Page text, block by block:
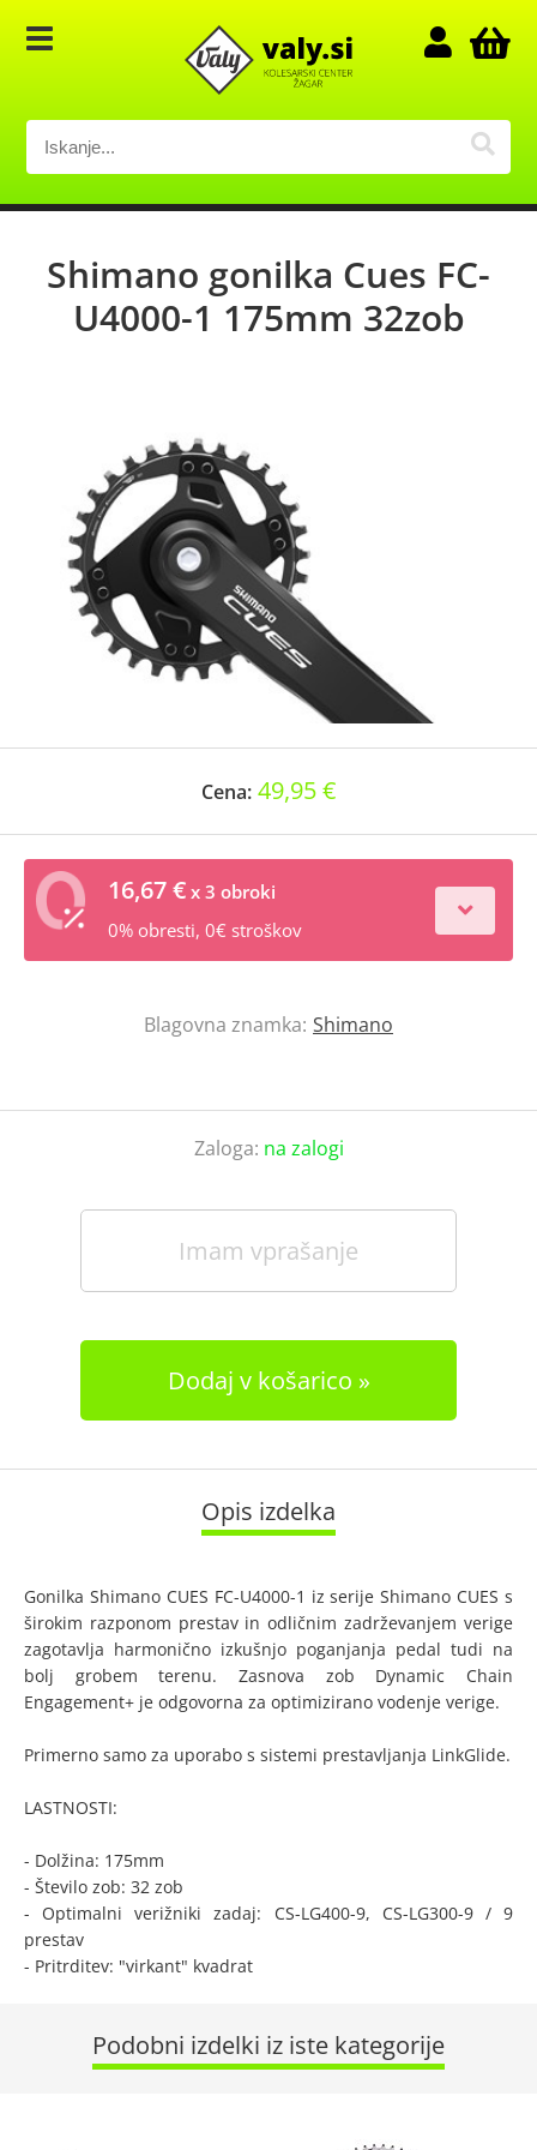
Shimano gonilka Cues FC-
U4000-1 175mm 32zob
Cena: 49,95 €
16,67 € x 3 obroki
0% obresti, 0€ stroškov
Blagovna znamka: Shimano
Zaloga: na zalogi
Imam vprašanje
Dodaj v košarico
Opis izdelka
Gonilka Shimano CUES FC-U4000-1 iz serije Shimano CUES s
širokim razponom prestav in odličnim zadrževanjem verige
zagotavlja harmonično izkušnjo poganjanja pedal tudi na
bolj grobem terenu. Zasnova zob Dynamic Chain
Engagement+ je odgovorna za optimizirano vodenje verige.
Primerno samo za uporabo s sistemi prestavljanja LinkGlide.
LASTNOSTI:
- Dolžina: 175mm
- Število zob: 32 zob
- Optimalni verižniki zadaj: CS-LG400-9, CS-LG300-9 / 9
prestav
- Pritrditev: "virkant" kvadrat
Podobni izdelki iz iste kategorije